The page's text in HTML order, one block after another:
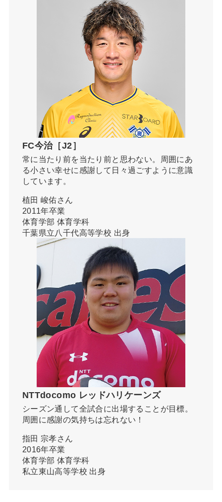
FC今治［J2］
常に当たり前を当たり前と思わない。周囲にあ
る小さい幸せに感謝して日々過ごすように意識
しています。
植田 峻佑さん
2011年卒業
体育学部 体育学科
千葉県立八千代高等学校 出身
NTTdocomo レッドハリケーンズ
シーズン通して全試合に出場することが目標。
周囲に感謝の気持ちは忘れない！
指田 宗孝さん
2016年卒業
体育学部 体育学科
私立東山高等学校 出身